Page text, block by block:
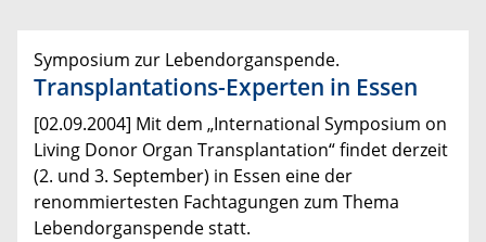
Symposium zur Lebendorganspende.
Transplantations-Experten in Essen
[02.09.2004] Mit dem „International Symposium on
Living Donor Organ Transplantation“ findet derzeit
(2. und 3. September) in Essen eine der
renommiertesten Fachtagungen zum Thema
Lebendorganspende statt.